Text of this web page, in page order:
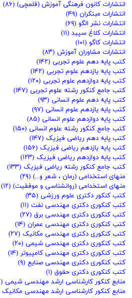
انتشارات کانون فرهنگی آموزش (قلمچی) (۸۶)
انتشارات مبتکران (۴۹)
انتشارات نشر الگو (۶۹)
انتشارات کلاغ سپید (۱۱)
انتشارات کاگو (۱۰۱)
انتشارات مشاوران آموزش (۸۳)
کتب پایه دهم علوم تجربی (۱۴۲)
کتب پایه یازدهم علوم تجربی (۱۴۲)
کتب پایه دوازدهم علوم تجربی (۱۲۰)
کتب جامع کنکور رشته علوم تجربی (۱۴۷)
کتب پایه دهم علوم انسانی (۹۳)
کتب پایه یازدهم علوم انسانی (۹۷)
کتب پایه دوازدهم علوم انسانی (۸۵)
کتب جامع کنکور رشته علوم انسانی (۱۵۰)
کتب پایه دهم ریاضی فیزیک (۱۴۷)
کتب پایه یازدهم ریاضی فیزیک (۱۵۶)
کتب پایه دوازدهم ریاضی فیزیک (۱۲۳)
کتب جامع کنکور رشته ریاضی فیزیک (۱۳۳)
منهای استخدامی (رمان ، شعر و...) (۲۹)
منهای استخدامی (روانشناسی و موفقیت) (۱۲)
کتب کنکور دکتری علوم ورزشی (۳۵)
کتب کنکوری دکتری مهندسی نفت (۱۱)
کتب کنکوری دکتری مهندسی برق (۲۷)
کتب کنکوری دکتری مهندسی عمران (۱۴)
کتب کنکوری دکتری مهندسی مکانیک (۲۷)
کتب کنکوری دکتری مهندسی شیمی (۲۰)
کتب کنکوری دکتری مهندسی کامپیوتر (۱۴)
کتب کنکوری دکتری مهندسی صنایع (۹)
کتب کنکوری دکتری حقوق (۱)
منابع کنکور کارشناسی ارشد مهندسی شیمی (۳۳)
منابع کنکور کارشناسی ارشد مهندسی مکانیک